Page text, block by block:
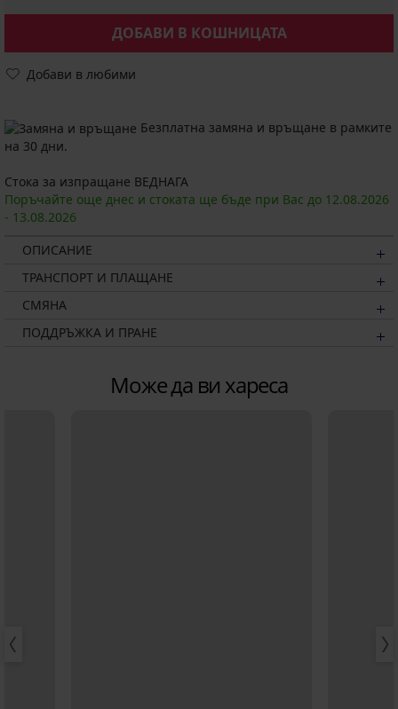
ДОБАВИ В КОШНИЦАТА
Добави в любими
Безплатна замяна и връщане в рамките
на 30 дни.
Стока за изпращане ВЕДНАГА
Поръчайте още днес и стоката ще бъде при Вас до 12.08.2026
- 13.08.2026
ОПИСАНИЕ
ТРАНСПОРТ И ПЛАЩАНЕ
СМЯНА
ПОДДРЪЖКА И ПРАНЕ
Може да ви хареса